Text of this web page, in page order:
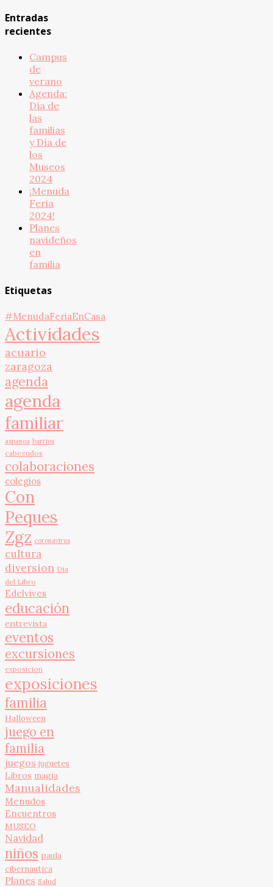
Entradas
recientes
Campus
de
verano
Agenda:
Día de
las
familias
y Día de
los
Museos
2024
¡Menuda
Feria
2024!
Planes
navideños
en
familia
Etiquetas
#MenudaFeriaEnCasa
Actividades
acuario
zaragoza
agenda
agenda
familiar
aspanoa barrios
cabezudos
colaboraciones
colegios
Con
Peques
Zgz coronavirus
cultura
diversion Día
del Libro
Edelvives
educación
entrevista
eventos
excursiones
exposicion
exposiciones
familia
Halloween
juego en
familia
juegos juguetes
Libros magia
Manualidades
Menudos
Encuentros
MUSEO
Navidad
niños paula
cibernautica
Planes Salud